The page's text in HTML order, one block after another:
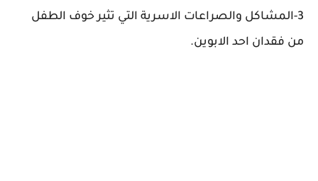
3-المشاكل والصراعات الاسرية التي تثير خوف الطفل
من فقدان احد الابوين.